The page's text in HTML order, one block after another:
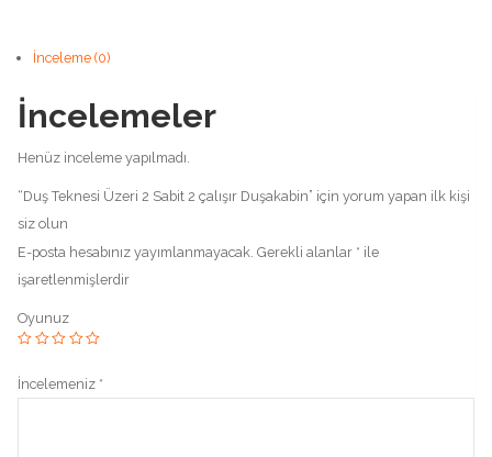
İnceleme (0)
İncelemeler
Henüz inceleme yapılmadı.
“Duş Teknesi Üzeri 2 Sabit 2 çalışır Duşakabin” için yorum yapan ilk kişi
siz olun
E-posta hesabınız yayımlanmayacak. Gerekli alanlar * ile
işaretlenmişlerdir
Oyunuz
İncelemeniz *